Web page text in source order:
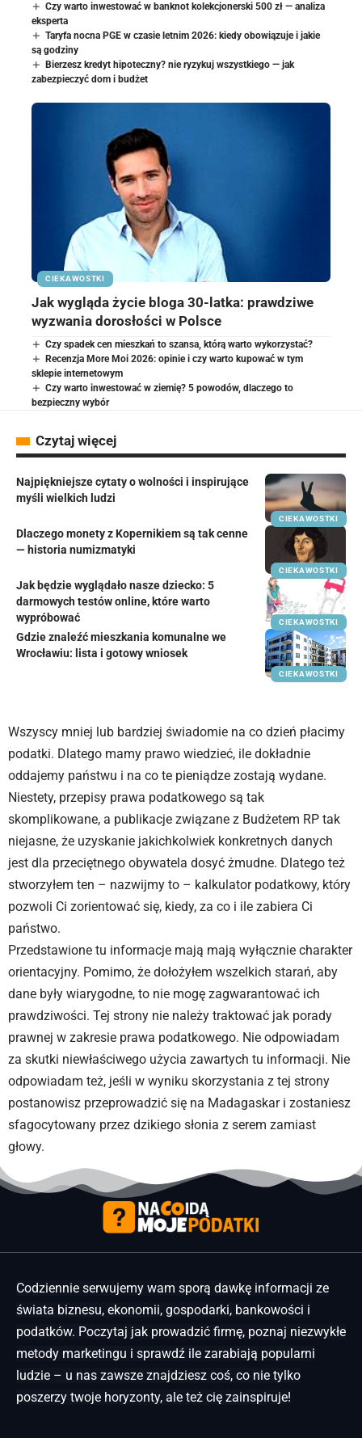
Czy warto inwestować w banknot kolekcjonerski 500 zł — analiza
eksperta
Taryfa nocna PGE w czasie letnim 2026: kiedy obowiązuje i jakie
są godziny
Bierzesz kredyt hipoteczny? nie ryzykuj wszystkiego — jak
zabezpieczyć dom i budżet
CIEKAWOSTKI
Jak wygląda życie bloga 30-latka: prawdziwe
wyzwania dorosłości w Polsce
Czy spadek cen mieszkań to szansa, którą warto wykorzystać?
Recenzja More Moi 2026: opinie i czy warto kupować w tym
sklepie internetowym
Czy warto inwestować w ziemię? 5 powodów, dlaczego to
bezpieczny wybór
Czytaj więcej
CIEKAWOSTKI
Najpiękniejsze cytaty o wolności i inspirujące
myśli wielkich ludzi
CIEKAWOSTKI
Dlaczego monety z Kopernikiem są tak cenne
— historia numizmatyki
CIEKAWOSTKI
Jak będzie wyglądało nasze dziecko: 5
darmowych testów online, które warto
wypróbować
CIEKAWOSTKI
Gdzie znaleźć mieszkania komunalne we
Wrocławiu: lista i gotowy wniosek
Wszyscy mniej lub bardziej świadomie na co dzień płacimy
podatki. Dlatego mamy prawo wiedzieć, ile dokładnie
oddajemy państwu i na co te pieniądze zostają wydane.
Niestety, przepisy prawa podatkowego są tak
skomplikowane, a publikacje związane z Budżetem RP tak
niejasne, że uzyskanie jakichkolwiek konkretnych danych
jest dla przeciętnego obywatela dosyć żmudne. Dlatego też
stworzyłem ten – nazwijmy to – kalkulator podatkowy, który
pozwoli Ci zorientować się, kiedy, za co i ile zabiera Ci
państwo.
Przedstawione tu informacje mają mają wyłącznie charakter
orientacyjny. Pomimo, że dołożyłem wszelkich starań, aby
dane były wiarygodne, to nie mogę zagwarantować ich
prawdziwości. Tej strony nie należy traktować jak porady
prawnej w zakresie prawa podatkowego. Nie odpowiadam
za skutki niewłaściwego użycia zawartych tu informacji. Nie
odpowiadam też, jeśli w wyniku skorzystania z tej strony
postanowisz przeprowadzić się na Madagaskar i zostaniesz
sfagocytowany przez dzikiego słonia z serem zamiast
głowy.
Codziennie serwujemy wam sporą dawkę informacji ze
świata biznesu, ekonomii, gospodarki, bankowości i
podatków. Poczytaj jak prowadzić firmę, poznaj niezwykłe
metody marketingu i sprawdź ile zarabiają popularni
ludzie – u nas zawsze znajdziesz coś, co nie tylko
poszerzy twoje horyzonty, ale też cię zainspiruje!